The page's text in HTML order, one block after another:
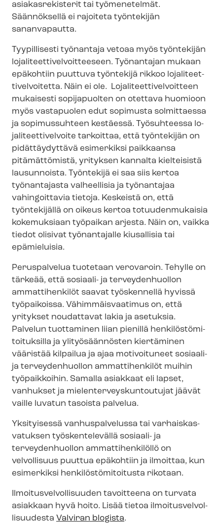
asiakasrekisterit tai työmenetelmät.
Säännöksellä ei rajoiteta työntekijän
sananvapautta.
Tyypillisesti työnantaja vetoaa myös työntekijän
lo­ja­li­teet­ti­vel­voit­tee­seen. Työnantajan mukaan
epäkohtiin puuttuva työntekijä rikkoo lo­ja­li­teet­
ti­vel­voi­tet­ta. Näin ei ole. Lo­ja­li­teet­ti­vel­voit­teen
mukaisesti sopijapuolten on otettava huomioon
myös vastapuolen edut sopimusta solmittaessa
ja sopimussuhteen kestäessä. Työsuhteessa lo­
ja­li­teet­ti­vel­voi­te tarkoittaa, että työntekijän on
pidättäydyttävä esimerkiksi paikkaansa
pitämättömistä, yrityksen kannalta kielteisistä
lausunnoista. Työntekijä ei saa siis kertoa
työnantajasta valheellisia ja työnantajaa
vahingoittavia tietoja. Keskeistä on, että
työntekijällä on oikeus kertoa totuudenmukaisia
kokemuksiaan työpaikan arjesta. Näin on, vaikka
tiedot olisivat työnantajalle kiusallisia tai
epämieluisia.
Peruspalvelua tuotetaan verovaroin. Tehylle on
tärkeää, että sosiaali- ja terveydenhuollon
ammattihenkilöt saavat työskennellä hyvissä
työpaikoissa. Vähimmäisvaatimus on, että
yritykset noudattavat lakia ja asetuksia.
Palvelun tuottaminen liian pienillä hen­ki­lös­tö­mi­
toi­tuk­sil­la ja ylityösäännösten kiertäminen
vääristää kilpailua ja ajaa motivoituneet sosiaali-
ja terveydenhuollon ammattihenkilöt muihin
työpaikkoihin. Samalla asiakkaat eli lapset,
vanhukset ja mie­len­ter­veys­kun­tou­tu­jat jäävät
vaille luvatun tasoista palvelua.
Yksityisessä vanhuspalvelussa tai var­hais­kas­
va­tuk­sen työskentelevällä sosiaali- ja
terveydenhuollon ammattihenkilöllö on
velvollisuus puuttua epäkohtiin ja ilmoittaa, kun
esimerkiksi hen­ki­lös­tö­mi­toi­tus­ta rikotaan.
Il­moi­tus­vel­vol­li­suu­den tavoitteena on turvata
asiakkaan hyvä hoito. Lisää tietoa il­moi­tus­vel­vol­
li­suu­des­ta Valviran blogista.